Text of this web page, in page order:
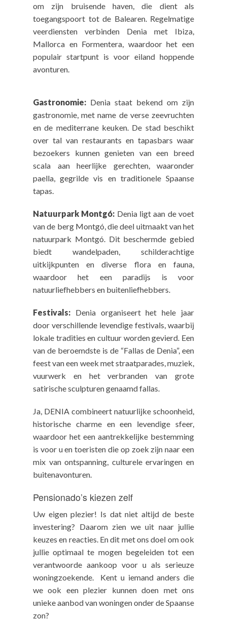
om zijn bruisende haven, die dient als
toegangspoort tot de Balearen. Regelmatige
veerdiensten verbinden Denia met Ibiza,
Mallorca en Formentera, waardoor het een
populair startpunt is voor eiland hoppende
avonturen.
Gastronomie: Denia staat bekend om zijn
gastronomie, met name de verse zeevruchten
en de mediterrane keuken. De stad beschikt
over tal van restaurants en tapasbars waar
bezoekers kunnen genieten van een breed
scala aan heerlijke gerechten, waaronder
paella, gegrilde vis en traditionele Spaanse
tapas.
Natuurpark Montgó: Denia ligt aan de voet
van de berg Montgó, die deel uitmaakt van het
natuurpark Montgó. Dit beschermde gebied
biedt wandelpaden, schilderachtige
uitkijkpunten en diverse flora en fauna,
waardoor het een paradijs is voor
natuurliefhebbers en buitenliefhebbers.
Festivals: Denia organiseert het hele jaar
door verschillende levendige festivals, waarbij
lokale tradities en cultuur worden gevierd. Een
van de beroemdste is de “Fallas de Denia”, een
feest van een week met straatparades, muziek,
vuurwerk en het verbranden van grote
satirische sculpturen genaamd fallas.
Ja, DENIA combineert natuurlijke schoonheid,
historische charme en een levendige sfeer,
waardoor het een aantrekkelijke bestemming
is voor u en toeristen die op zoek zijn naar een
mix van ontspanning, culturele ervaringen en
buitenavonturen.
Pensionado’s kiezen zelf
Uw eigen plezier! Is dat niet altijd de beste
investering? Daarom zien we uit naar jullie
keuzes en reacties. En dit met ons doel om ook
jullie optimaal te mogen begeleiden tot een
verantwoorde aankoop voor u als serieuze
woningzoekende. Kent u iemand anders die
we ook een plezier kunnen doen met ons
unieke aanbod van woningen onder de Spaanse
zon?